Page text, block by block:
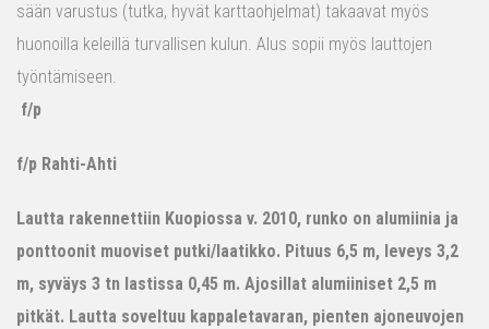
sään varustus (tutka, hyvät karttaohjelmat) takaavat myös
huonoilla keleillä turvallisen kulun. Alus sopii myös lauttojen
työntämiseen.
f/p
f/p Rahti-Ahti
Lautta rakennettiin Kuopiossa v. 2010, runko on alumiinia ja
ponttoonit muoviset putki/laatikko. Pituus 6,5 m, leveys 3,2
m, syväys 3 tn lastissa 0,45 m. Ajosillat alumiiniset 2,5 m
pitkät. Lautta soveltuu kappaletavaran, pienten ajoneuvojen